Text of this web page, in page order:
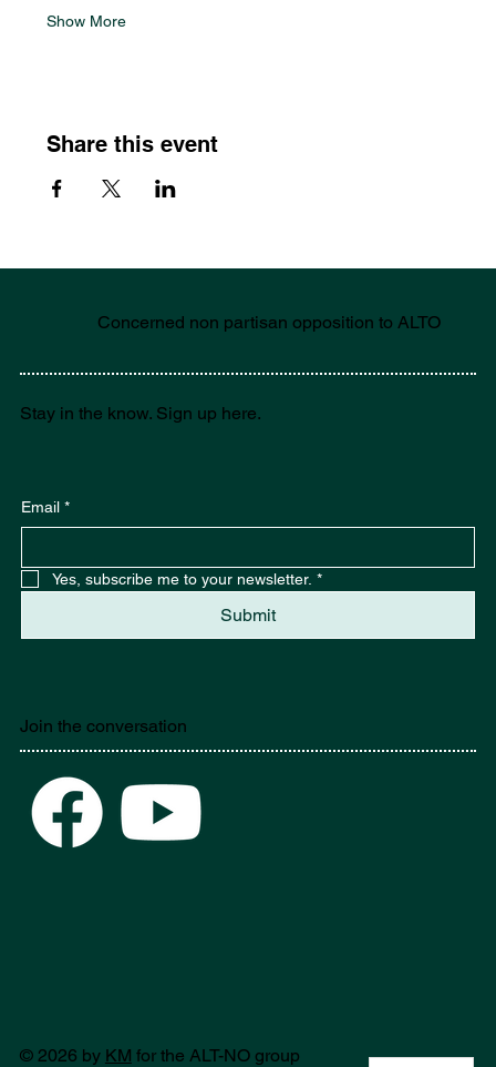
Show More
Share this event
Concerned non partisan opposition to ALTO
Stay in the know. Sign up here.
Email *
Yes, subscribe me to your newsletter. *
Submit
Join the conversation
© 2026 by KM for the ALT-NO group